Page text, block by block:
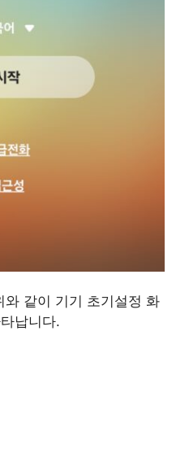
같이 기기 초기설정 화
납니다.